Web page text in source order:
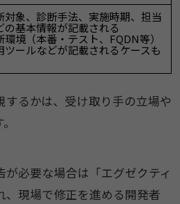
対象、診断手法、実施時期、担当
の基本情報が記載される
環境（本番・テスト、FQDN等）
ツールなどが記載されるケースも
るかは、受け取り手の立場や
必要な場合は「エグゼクティ
、現場で修正を進める開発者